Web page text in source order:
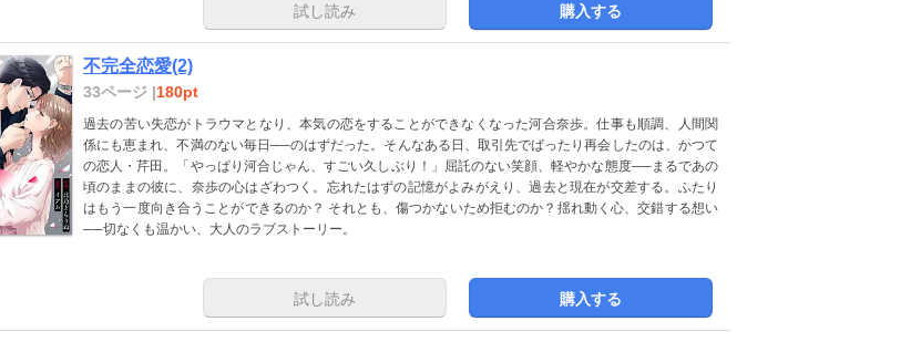
試し読み 購入する
不完全恋愛(2)
33ページ |180pt
過去の苦い失恋がトラウマとなり、本気の恋をすることができなくなった河合奈歩。仕事も順調、人間関
係にも恵まれ、不満のない毎日──のはずだった。そんなある日、取引先でばったり再会したのは、かつて
の恋人・芹田。「やっぱり河合じゃん、すごい久しぶり！」屈託のない笑顔、軽やかな態度──まるであの
頃のままの彼に、奈歩の心はざわつく。忘れたはずの記憶がよみがえり、過去と現在が交差する。ふたり
はもう一度向き合うことができるのか？ それとも、傷つかないため拒むのか？揺れ動く心、交錯する想い
──切なくも温かい、大人のラブストーリー。
試し読み 購入する